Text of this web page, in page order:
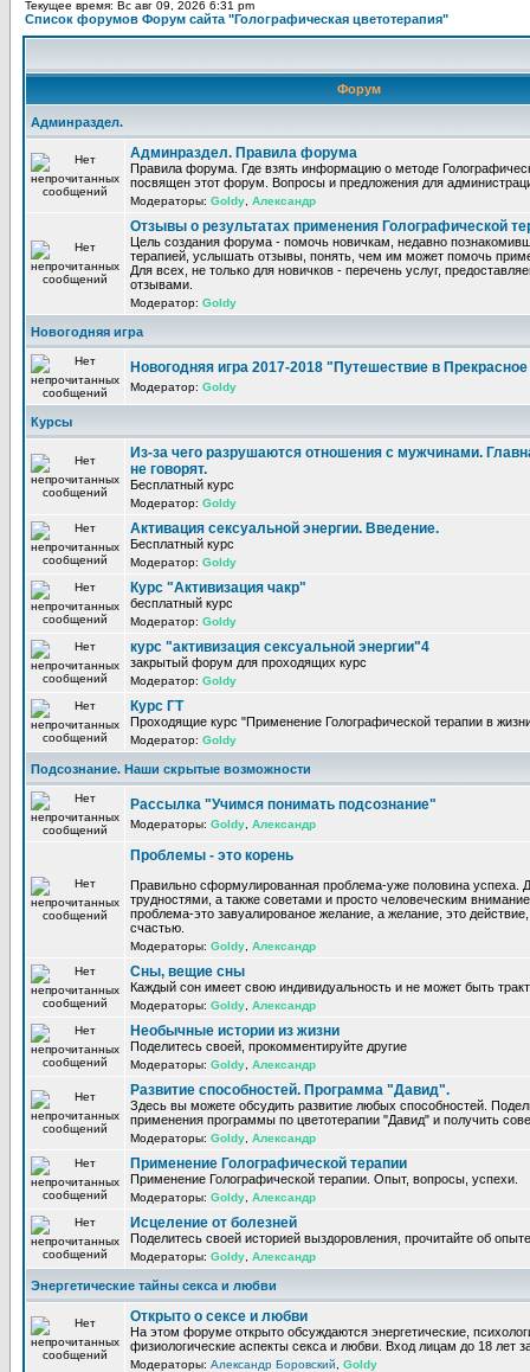
Текущее время: Вс авг 09, 2026 6:31 pm
Список форумов Форум сайта "Голографическая цветотерапия"
Форум
Админраздел.
Админраздел. Правила форума
Правила форума. Где взять информацию о методе
посвящен этот форум. Вопросы и предложения для
Модераторы: Goldy Александр
Отзывы о результатах применения Голографической
Цель создания форума - помочь новичкам, недавно
терапией, услышать отзывы, понять, чем им может помочь
Для всех, не только для новичков - перечень услуг,
отзывами.
Модератор: Goldy
Новогодняя игра
Новогодняя игра 2017-2018 "Путешествие в
Модератор: Goldy
Курсы
Из-за чего разрушаются отношения с мужчинами.
не говорят.
Бесплатный курс
Модератор: Goldy
Активация сексуальной энергии. Введение.
Бесплатный курс
Модератор: Goldy
Курс "Активизация чакр"
бесплатный курс
Модератор: Goldy
курс "активизация сексуальной энергии"4
закрытый форум для проходящих курс
Модератор: Goldy
Курс ГТ
Проходящие курс "Применение Голографической терапии в
Модератор: Goldy
Подсознание. Наши скрытые возможности
Рассылка "Учимся понимать подсознание"
Модераторы: Goldy Александр
Проблемы - это корень
Правильно сформулированная проблема-уже половина успеха.
трудностями, а также советами и просто человеческим
проблема-это завуалированое желание, а желание, это
счастью.
Модераторы: Goldy Александр
Сны, вещие сны
Каждый сон имеет свою индивидуальность и не может быть
Модераторы: Goldy Александр
Необычные истории из жизни
Поделитесь своей, прокомментируйте другие
Модераторы: Goldy Александр
Развитие способностей. Программа "Давид".
Здесь вы можете обсудить развитие любых способностей.
применения программы по цветотерапии "Давид" и получить
Модераторы: Goldy Александр
Применение Голографической терапии
Применение Голографической терапии. Опыт, вопросы, успехи.
Модераторы: Goldy Александр
Исцеление от болезней
Поделитесь своей историей выздоровления, прочитайте об
Модераторы: Goldy Александр
Энергетические тайны секса и любви
Открыто о сексе и любви
На этом форуме открыто обсуждаются энергетические,
физиологические аспекты секса и любви. Вход лицам до 18 лет
Модераторы: Александр Боровский Goldy